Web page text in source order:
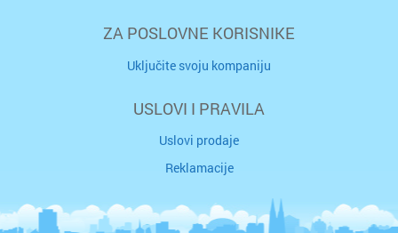
ZA POSLOVNE KORISNIKE
Uključite svoju kompaniju
USLOVI I PRAVILA
Uslovi prodaje
Reklamacije